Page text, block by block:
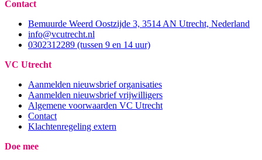
Contact
Bemuurde Weerd Oostzijde 3, 3514 AN Utrecht, Nederland
info@vcutrecht.nl
0302312289 (tussen 9 en 14 uur)
VC Utrecht
Aanmelden nieuwsbrief organisaties
Aanmelden nieuwsbrief vrijwilligers
Algemene voorwaarden VC Utrecht
Contact
Klachtenregeling extern
Doe mee